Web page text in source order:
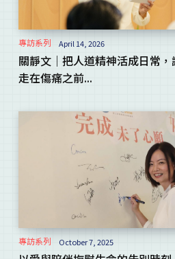
專訪系列 April 14, 2026
關靜文｜把人道精神活成日常，
走在傷痛之前...
專訪系列 October 7, 2025